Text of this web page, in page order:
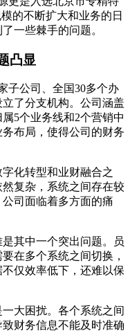
的不断扩大和业务的日
一些棘手的问题。
凸显
子公司、全国30多个办
了分支机构。公司涵盖
5个业务线和2个营销中
布局，使得公司的财务
化转型和业财融合之
复杂，系统之间存在较
司面临着多方面的痛
其中一个突出问题。员
在多个系统之间切换，
仅效率低下，还难以保
大困扰。各个系统之间
财务信息不能及时准确